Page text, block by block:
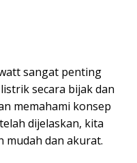
sangat penting
secara bijak dan
memahami konsep
dijelaskan, kita
mudah dan akurat.